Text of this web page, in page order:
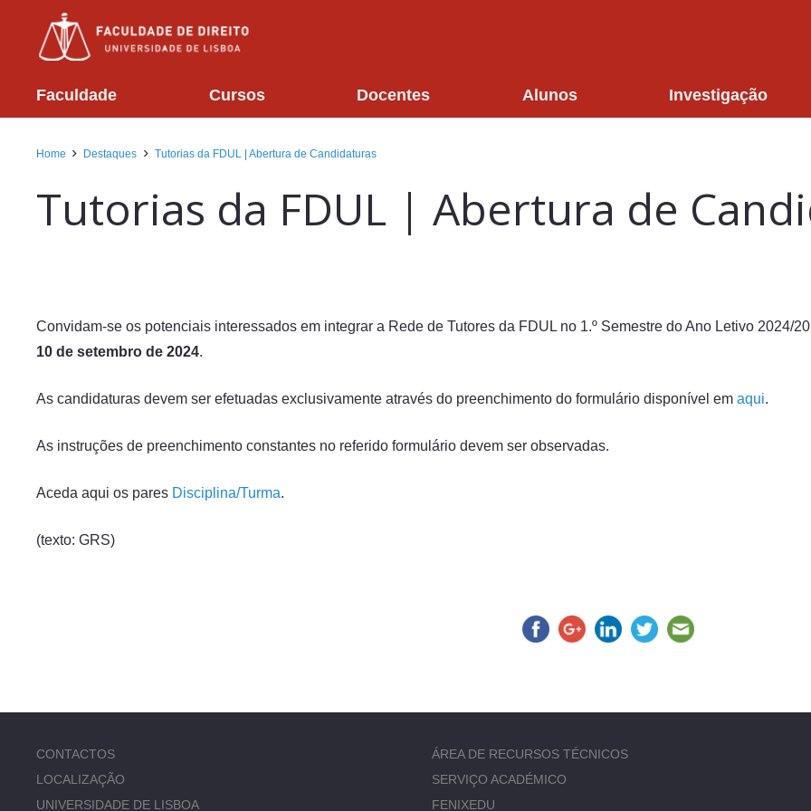
Faculdade Cursos Docentes Alunos Investigação
Home Destaques Tutorias da FDUL | Abertura de Candidaturas
Tutorias da FDUL | Abertura de
Convidam-se os potenciais interessados em integrar a Rede de Tutores da FDUL no 1.º Semestre do Ano Letivo 2024/
10 de setembro de 2024.
As candidaturas devem ser efetuadas exclusivamente através do preenchimento do formulário disponível em aqui.
As instruções de preenchimento constantes no referido formulário devem ser observadas.
Aceda aqui os pares Disciplina/Turma.
(texto: GRS)
CONTACTOS
LOCALIZAÇÃO
UNIVERSIDADE DE LISBOA
ÁREA DE RECURSOS TÉCNICOS
SERVIÇO ACADÉMICO
FENIXEDU